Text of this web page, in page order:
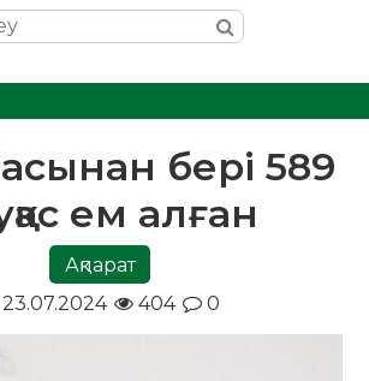
бері 589
ем алған
Ақпарат
23.07.2024
404 0